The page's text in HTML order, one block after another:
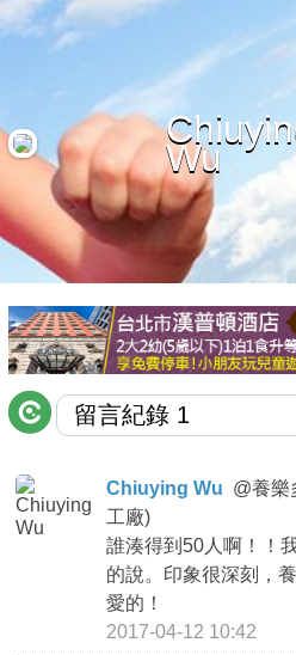
最新留言
商家合作
推薦景點
討論區
聯絡我們
APP下載
Wu
Chiuying Wu @養樂
工廠)
誰湊得到50人啊！！
的說。印象很深刻，
愛的！
2017-04-12 10:42